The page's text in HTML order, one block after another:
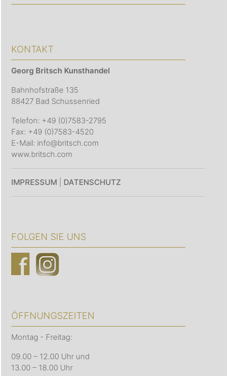
KONTAKT
Georg Britsch Kunsthandel
Bahnhofstraße 135
88427 Bad Schussenried
Telefon: +49 (0)7583-2795
Fax: +49 (0)7583-4520
E-Mail: info@britsch.com
www.britsch.com
IMPRESSUM DATENSCHUTZ
FOLGEN SIE UNS
ÖFFNUNGSZEITEN
Montag - Freitag:
09.00 – 12.00 Uhr und
13.00 – 18.00 Uhr